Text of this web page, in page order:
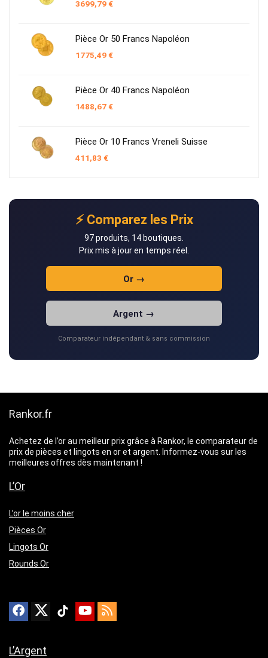
3699,79€
Pièce Or 50 Francs Napoléon
1775,49€
Pièce Or 40 Francs Napoléon
1488,67€
Pièce Or 10 Francs Vreneli Suisse
411,83 €
⚡ Comparez les Prix
97 produits, 14 boutiques.
Prix mis à jour en temps réel.
Or →
Argent →
Comparateur indépendant & sans commission
Rankor.fr
Achetez de l’or au meilleur prix grâce à Rankor, le comparateur de
prix de pièces et lingots en or et argent. Informez-vous sur les
meilleures offres dès maintenant !
L’Or
L’or le moins cher
Pièces Or
Lingots Or
Rounds Or
L’Argent